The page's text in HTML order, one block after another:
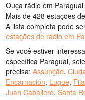
Ouça rádio em
Mais de 428 estações
A lista completa pode
estações de rádio em
Se você estiver
específica Paraguai,
precisa: Assunção,
Encarnación, Luque,
Juan Caballero, Santa